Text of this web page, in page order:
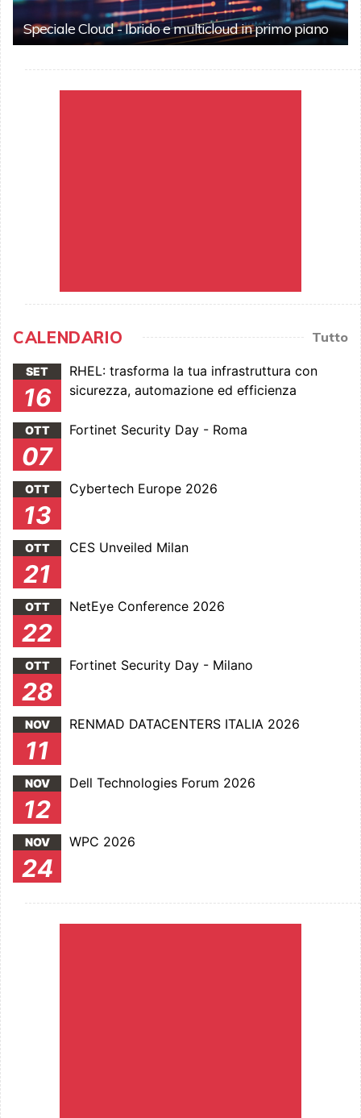
Speciale Cloud - Ibrido e multicloud in primo piano
CALENDARIO Tutto
SET
16
RHEL: trasforma la tua infrastruttura con
sicurezza, automazione ed efficienza
OTT
07
Fortinet Security Day - Roma
OTT
13
Cybertech Europe 2026
OTT
21
CES Unveiled Milan
OTT
22
NetEye Conference 2026
OTT
28
Fortinet Security Day - Milano
NOV
11
RENMAD DATACENTERS ITALIA 2026
NOV
12
Dell Technologies Forum 2026
NOV
24
WPC 2026